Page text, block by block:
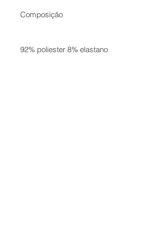
Composição
92% poliester 8% elastano